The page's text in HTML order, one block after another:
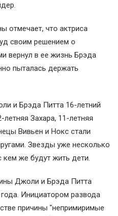
отмечает, что актриса
своим решением о
вернул в ее жизнь Брэда
пыталась держать
и Брэда Питта 16-летний
Захара, 11-летняя
Вивьен и Нокс стали
Звезды уже несколько
кем же будут жить дети.
Джоли и Брэда Питта
Инициатором развода
причины "непримиримые